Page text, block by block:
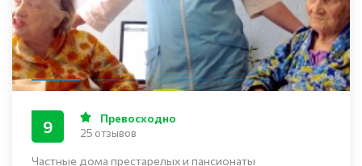
Частные дома престарелых и пансионаты
9 Превосходно
25 отзывов